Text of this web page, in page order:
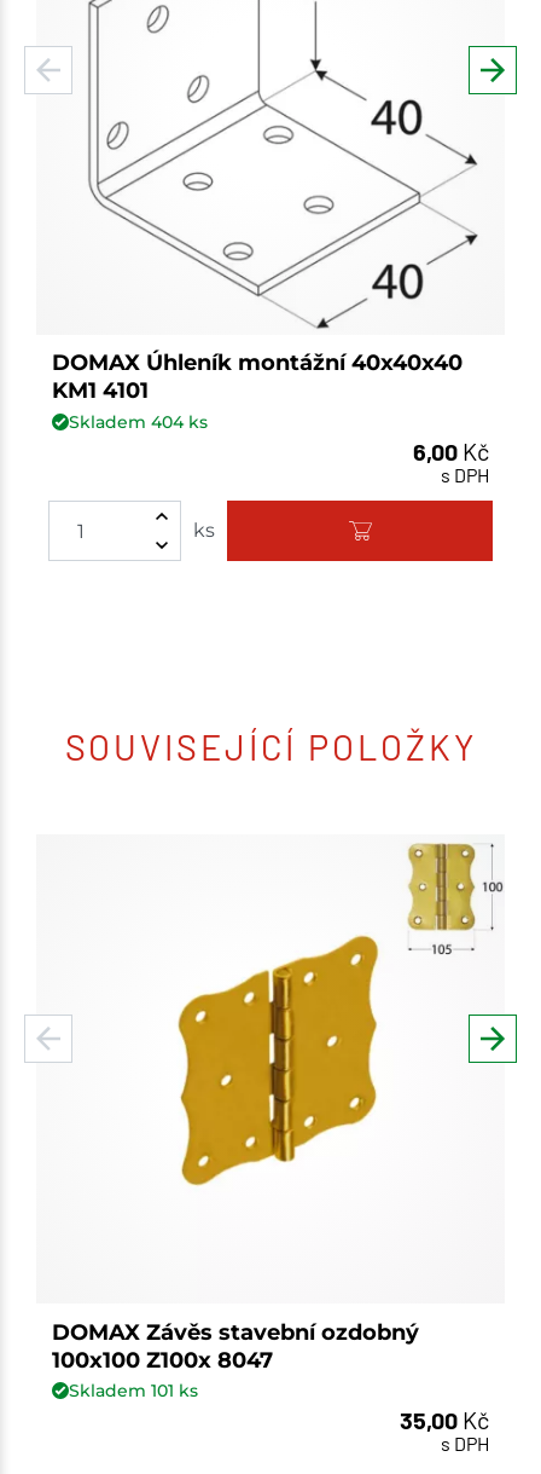
DOMAX Úhleník montážní 40x40x40
KM1 4101
Skladem 404ks
6,00 Kč
s DPH
ks Množství
SOUVISEJÍCÍ POLOŽKY
DOMAX Závěs stavební ozdobný
100x100 Z100x 8047
Skladem 101 ks
35,00 Kč
s DPH